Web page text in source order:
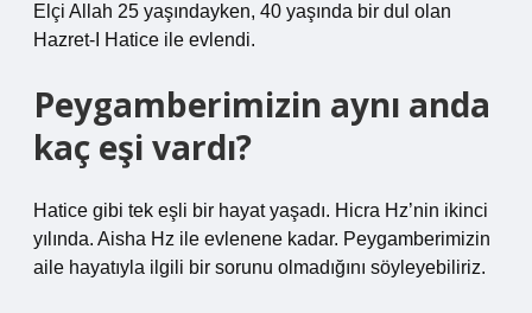
Elçi Allah 25 yaşındayken, 40 yaşında bir dul olan
Hazret-I Hatice ile evlendi.
Peygamberimizin aynı anda
kaç eşi vardı?
Hatice gibi tek eşli bir hayat yaşadı. Hicra Hz’nin ikinci
yılında. Aisha Hz ile evlenene kadar. Peygamberimizin
aile hayatıyla ilgili bir sorunu olmadığını söyleyebiliriz.